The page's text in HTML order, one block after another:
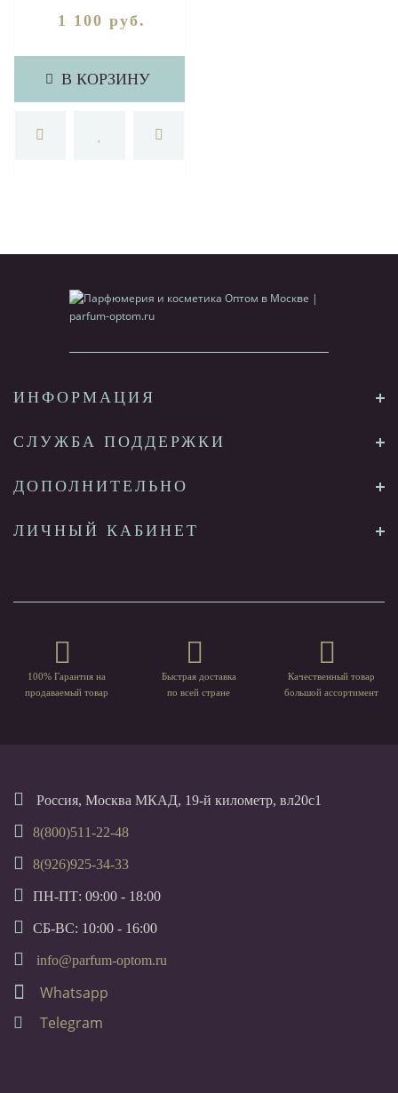
WOMEN) 50ml
1 100 руб.
В КОРЗИНУ
ИНФОРМАЦИЯ
СЛУЖБА ПОДДЕРЖКИ
ДОПОЛНИТЕЛЬНО
ЛИЧНЫЙ КАБИНЕТ
100% Гарантия на
продаваемый товар
Быстрая доставка
по всей стране
Качественный товар
большой ассортимент
Россия, Москва МКАД, 19-й километр, вл20с1
8(800)511-22-48
8(926)925-34-33
ПН-ПТ: 09:00 - 18:00
СБ-ВС: 10:00 - 16:00
info@parfum-optom.ru
Whatsapp
Telegram